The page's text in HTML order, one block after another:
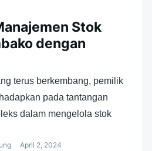
Stok
dengan
terus berkembang, pemilik
pada tantangan
dalam mengelola stok
April 2, 2024